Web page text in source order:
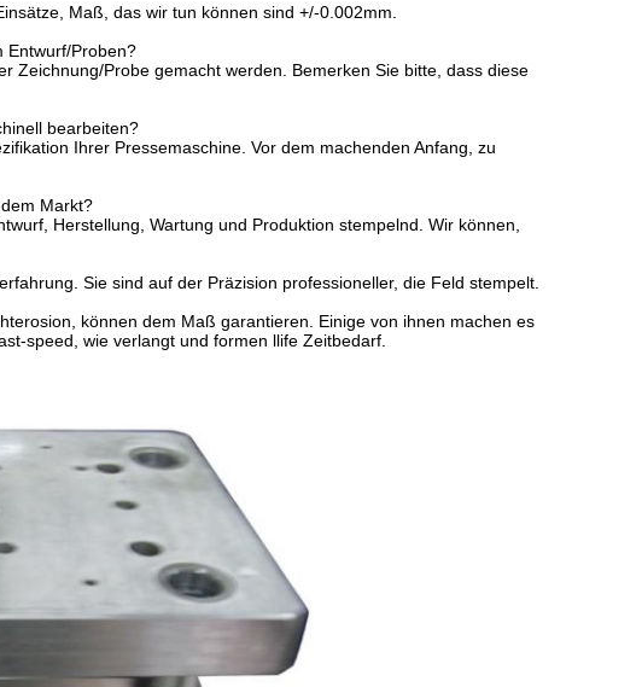
Maß, das wir tun können sind +/-0.002mm.
Entwurf/Proben?
Zeichnung/Probe gemacht werden. Bemerken Sie bitte, dass diese
bearbeiten?
Ihrer Pressemaschine. Vor dem machenden Anfang, zu
Markt?
Herstellung, Wartung und Produktion stempelnd. Wir können,
Sie sind auf der Präzision professioneller, die Feld stempelt.
können dem Maß garantieren. Einige von ihnen machen es
speed, wie verlangt und formen llife Zeitbedarf.